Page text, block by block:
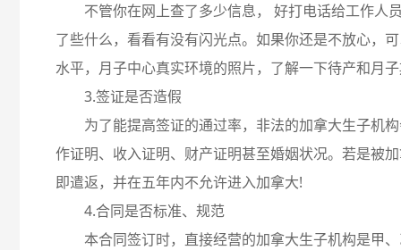
不管你在网上查了多少信息， 好打电话给工作人
了些什么，看看有没有闪光点。如果你还是不放心，
水平，月子中心真实环境的照片，了解一下待产和月
3.签证是否造假
为了能提高签证的通过率，非法的加拿大生子机
作证明、收入证明、财产证明甚至婚姻状况。若是被
即遣返，并在五年内不允许进入加拿大!
4.合同是否标准、规范
本合同签订时，直接经营的加拿大生子机构是甲